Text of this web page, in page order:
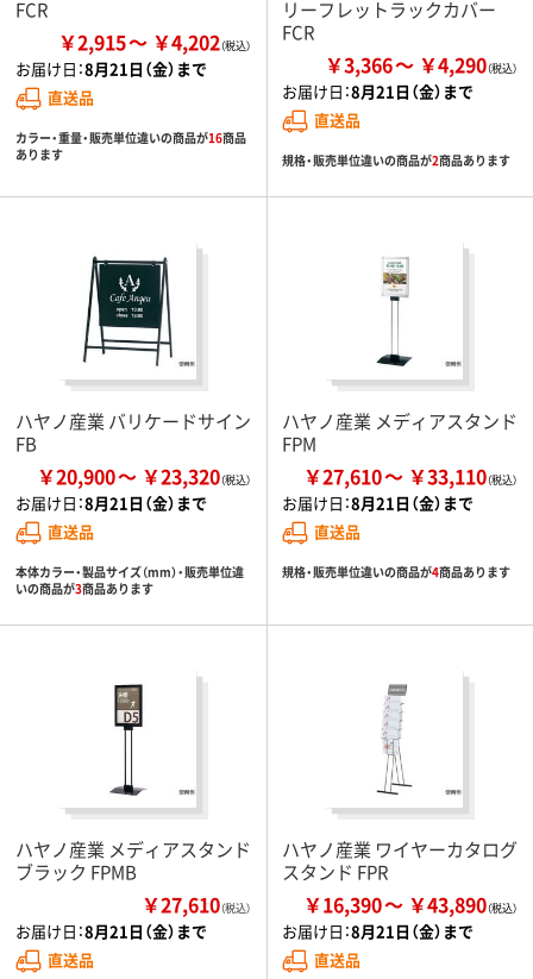
FCR
￥2,915 ￥4,202
お届け日：8月21日（金）まで
直送品
カラー・重量・販売単位違いの商品が16商品
あります
リーフレットラックカバー
FCR
￥3,366 ￥4,290
お届け日：8月21日（金）まで
直送品
規格・販売単位違いの商品が2商品あります
ハヤノ産業 バリケードサイン
FB
￥20,900 ￥23,320
お届け日：8月21日（金）まで
直送品
本体カラー・製品サイズ（mm）・販売単位違
いの商品が3商品あります
ハヤノ産業 メディアスタンド
FPM
￥27,610 ￥33,110
お届け日：8月21日（金）まで
直送品
規格・販売単位違いの商品が4商品あります
ハヤノ産業 メディアスタンド
ブラック FPMB
￥27,610（税込）
お届け日：8月21日（金）まで
直送品
ハヤノ産業 ワイヤーカタログ
スタンド FPR
￥16,390 ￥43,890
お届け日：8月21日（金）まで
直送品